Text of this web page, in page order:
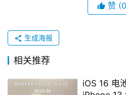
赞
生成海报
相关推荐
iOS 16 电